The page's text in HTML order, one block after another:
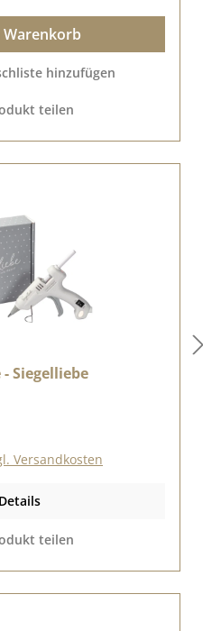
Warenkorb
hinzufügen
teilen
Siegelliebe
Versandkosten
Details
teilen